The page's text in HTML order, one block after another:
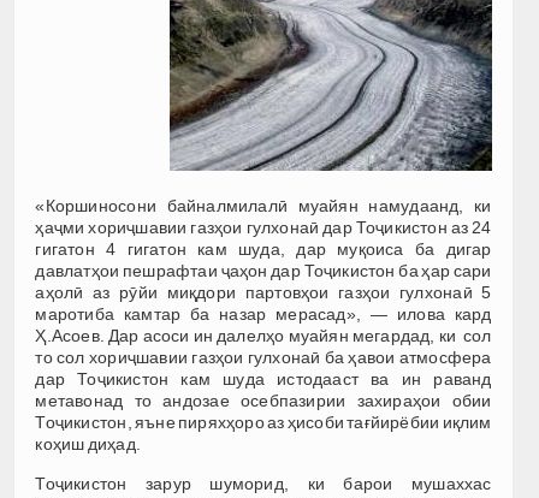
«Коршиносони байналмилалӣ муайян намудаанд, ки
ҳаҷми хориҷшавии газҳои гулхонаӣ дар Тоҷикистон аз 24
гигатон 4 гигатон кам шуда, дар муқоиса ба дигар
давлатҳои пешрафтаи ҷаҳон дар Тоҷикистон ба ҳар сари
аҳолӣ аз рӯйи миқдори партовҳои газҳои гулхонаӣ 5
маротиба камтар ба назар мерасад», — илова кард
Ҳ.Асоев. Дар асоси ин далелҳо муайян мегардад, ки сол
то сол хориҷшавии газҳои гулхонаӣ ба ҳавои атмосфера
дар Тоҷикистон кам шуда истодааст ва ин раванд
метавонад то андозае осебпазирии захираҳои обии
Тоҷикистон, яъне пиряхҳоро аз ҳисоби тағйирёбии иқлим
коҳиш диҳад.
Тоҷикистон зарур шуморид, ки барои мушаххас